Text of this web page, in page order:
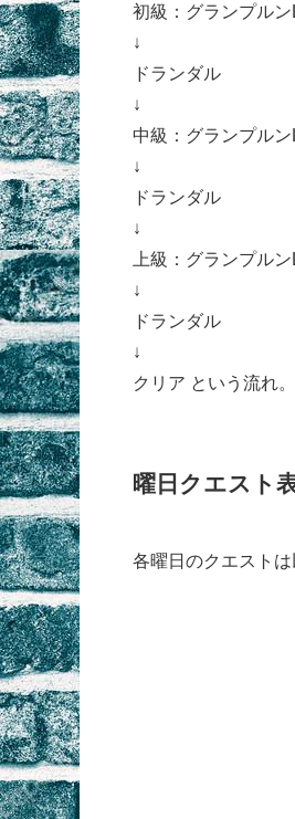
初級：グランプルン
↓
ドランダル
↓
中級：グランプル
↓
ドランダル
↓
上級：グランプル
↓
ドランダル
↓
クリア という流れ。
曜日クエスト
各曜日のクエストは